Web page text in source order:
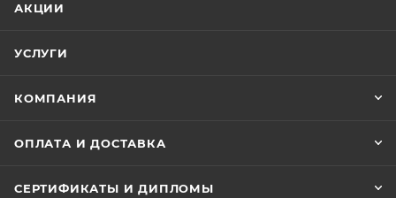
АКЦИИ
УСЛУГИ
КОМПАНИЯ
ОПЛАТА И ДОСТАВКА
СЕРТИФИКАТЫ И ДИПЛОМЫ